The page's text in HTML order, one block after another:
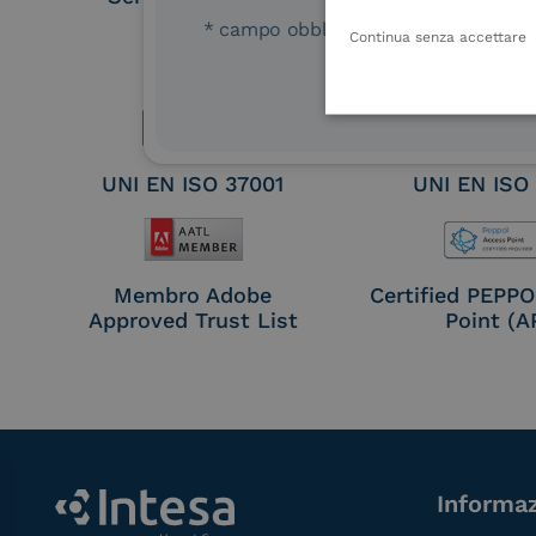
Electronic
UNI EN ISO 37001 UNI EN ISO
Membro Adobe
Approved Trust List
Certified
Point
* campo obbligatorioContinua senza accettare